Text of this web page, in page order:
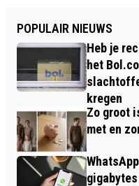
POPULAIR NIEUWS
Heb je
het
kregen
Zo groot
met en